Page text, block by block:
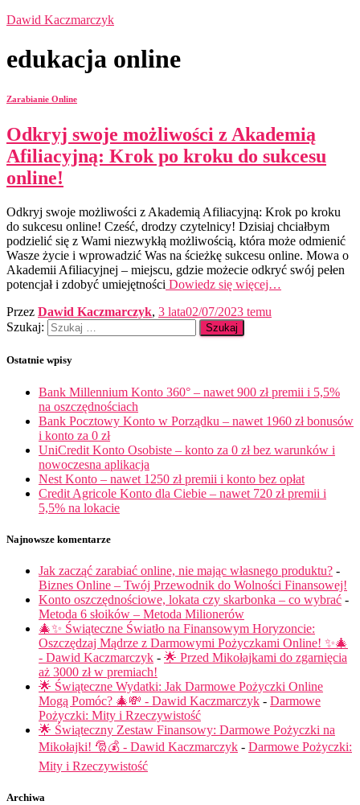
Dawid Kaczmarczyk
edukacja online
Zarabianie Online
Odkryj swoje możliwości z Akademią
Afiliacyjną: Krok po kroku do sukcesu
online!
Odkryj swoje możliwości z Akademią Afiliacyjną: Krok po kroku
do sukcesu online! Cześć, drodzy czytelnicy! Dzisiaj chciałbym
podzielić się z Wami niezwykłą możliwością, która może odmienić
Wasze życie i wprowadzić Was na ścieżkę sukcesu online. Mowa o
Akademii Afiliacyjnej – miejscu, gdzie możecie odkryć swój pełen
potencjał i zdobyć umiejętności Dowiedz się więcej…
Przez Dawid Kaczmarczyk, 3 lata02/07/2023 temu
Szukaj:
Ostatnie wpisy
Bank Millennium Konto 360° – nawet 900 zł premii i 5,5%
na oszczędnościach
Bank Pocztowy Konto w Porządku – nawet 1960 zł bonusów
i konto za 0 zł
UniCredit Konto Osobiste – konto za 0 zł bez warunków i
nowoczesna aplikacja
Nest Konto – nawet 1250 zł premii i konto bez opłat
Credit Agricole Konto dla Ciebie – nawet 720 zł premii i
5,5% na lokacie
Najnowsze komentarze
Jak zacząć zarabiać online, nie mając własnego produktu? -
Biznes Online – Twój Przewodnik do Wolności Finansowej!
Konto oszczędnościowe, lokata czy skarbonka – co wybrać -
Metoda 6 słoików – Metoda Milionerów
🎄✨ Świąteczne Światło na Finansowym Horyzoncie:
Oszczędzaj Mądrze z Darmowymi Pożyczkami Online! ✨🎄
- Dawid Kaczmarczyk - 🌟 Przed Mikołajkami do zgarnięcia
aż 3000 zł w premiach!
🌟 Świąteczne Wydatki: Jak Darmowe Pożyczki Online
Mogą Pomóc? 🎄💸 - Dawid Kaczmarczyk - Darmowe
Pożyczki: Mity i Rzeczywistość
🌟 Świąteczny Zestaw Finansowy: Darmowe Pożyczki na
Mikołajki! 🎅💰 - Dawid Kaczmarczyk - Darmowe Pożyczki:
Mity i Rzeczywistość
Archiwa